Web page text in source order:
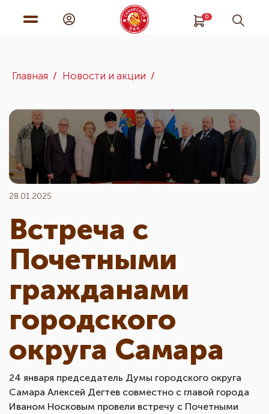
0
Главная Новости и акции
28.01.2025
Встреча с
Почетными
гражданами
городского
округа Самара
24 января председатель Думы городского округа
Самара Алексей Дегтев совместно с главой города
Иваном Носковым провели встречу с Почетными